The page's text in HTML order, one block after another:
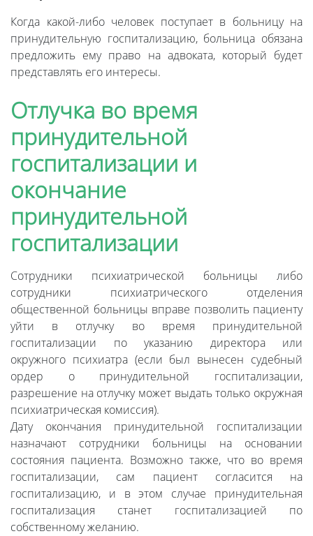
Когда какой-либо человек поступает в больницу на
принудительную госпитализацию, больница обязана
предложить ему право на адвоката, который будет
представлять его интересы.
Отлучка во время
принудительной
госпитализации и
окончание
принудительной
госпитализации
Сотрудники психиатрической больницы либо
сотрудники психиатрического отделения
общественной больницы вправе позволить пациенту
уйти в отлучку во время принудительной
госпитализации по указанию директора или
окружного психиатра (если был вынесен судебный
ордер о принудительной госпитализации,
разрешение на отлучку может выдать только окружная
психиатрическая комиссия).
Дату окончания принудительной госпитализации
назначают сотрудники больницы на основании
состояния пациента. Возможно также, что во время
госпитализации, сам пациент согласится на
госпитализацию, и в этом случае принудительная
госпитализация станет госпитализацией по
собственному желанию.